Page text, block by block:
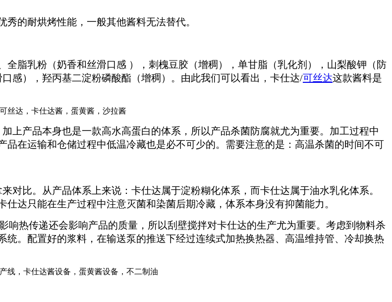
的耐烘烤性能，一般其他酱料无法替代。
脂乳粉（奶香和丝滑口感 ），刺槐豆胶（增稠），单甘脂（乳化剂），山梨酸钾（防
感），羟丙基二淀粉磷酸酯（增稠）。由此我们可以看出，卡仕达/可丝达这款酱料是
产品本身也是一款高水高蛋白的体系，所以产品杀菌防腐就尤为重要。加工过程中
在运输和仓储过程中低温冷藏也是必不可少的。需要注意的是：高温杀菌的时间不可
比。从产品体系上来说：卡仕达属于淀粉糊化体系，而卡仕达属于油水乳化体系。
达只能在生产过程中注意灭菌和染菌后期冷藏，体系本身没有抑菌能力。
热传递还会影响产品的质量，所以刮壁搅拌对卡仕达的生产尤为重要。考虑到物料杀
。配置好的浆料，在输送泵的推送下经过连续式加热换热器、高温维持管、冷却换热